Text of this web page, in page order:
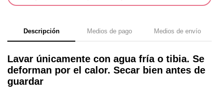
Descripción Medios de pago Medios de envío
Lavar únicamente con agua fría o tibia. Se
deforman por el calor. Secar bien antes de
guardar